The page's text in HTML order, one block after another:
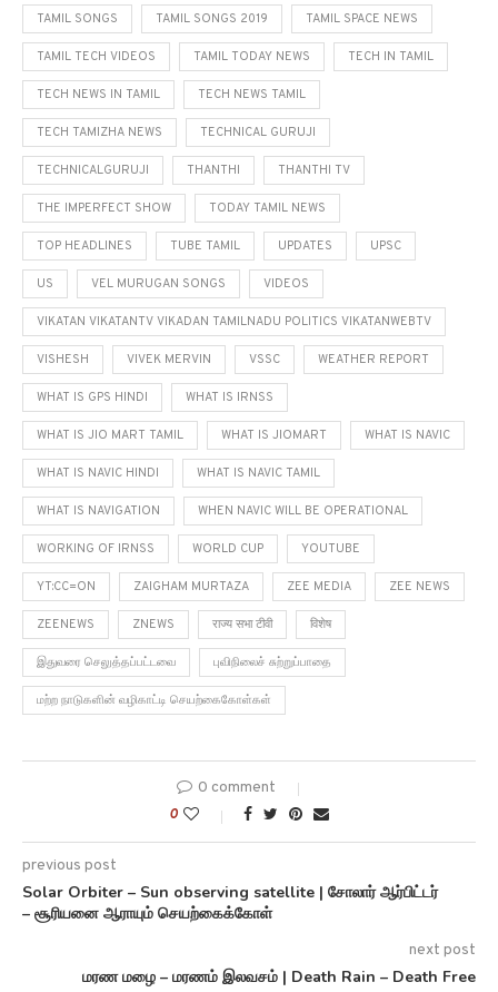
TAMIL SONGS TAMIL SONGS 2019 TAMIL SPACE NEWS
TAMIL TECH VIDEOS TAMIL TODAY NEWS TECH IN TAMIL
TECH NEWS IN TAMIL TECH NEWS TAMIL
TECH TAMIZHA NEWS TECHNICAL GURUJI
TECHNICALGURUJI THANTHI THANTHI TV
THE IMPERFECT SHOW TODAY TAMIL NEWS
TOP HEADLINES TUBE TAMIL UPDATES UPSC
US VEL MURUGAN SONGS VIDEOS
VIKATAN VIKATANTV VIKADAN TAMILNADU POLITICS VIKATANWEBTV
VISHESH VIVEK MERVIN VSSC WEATHER REPORT
WHAT IS GPS HINDI WHAT IS IRNSS
WHAT IS JIO MART TAMIL WHAT IS JIOMART WHAT IS NAVIC
WHAT IS NAVIC HINDI WHAT IS NAVIC TAMIL
WHAT IS NAVIGATION WHEN NAVIC WILL BE OPERATIONAL
WORKING OF IRNSS WORLD CUP YOUTUBE
YT:CC=ON ZAIGHAM MURTAZA ZEE MEDIA ZEE NEWS
ZEENEWS ZNEWS राज्य सभा टीवी विशेष
இதுவரை செலுத்தப்பட்டவை புவிநிலைச் சுற்றுப்பாதை
மற்ற நாடுகளின் வழிகாட்டி செயற்கைகோள்கள்
0 comment
0
previous post
Solar Orbiter – Sun observing satellite | சோலார் ஆர்பிட்டர்
– சூரியனை ஆராயும் செயற்கைக்கோள்
next post
மரண மழை – மரணம் இலவசம் | Death Rain – Death Free